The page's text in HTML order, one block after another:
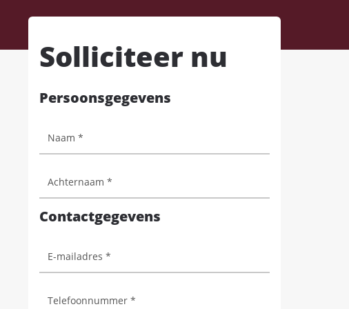
Solliciteer nu
Persoonsgegevens
Contactgegevens